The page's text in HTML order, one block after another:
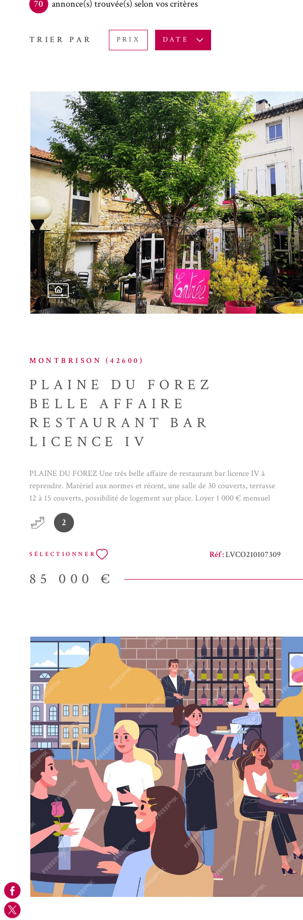
70 annonce(s) trouvée(s) selon vos critères
TRIER PAR PRIX DATE
VOIR LE BIEN
MONTBRISON (42600)
PLAINE DU FOREZ
BELLE AFFAIRE
RESTAURANT BAR
LICENCE IV
PLAINE DU FOREZ Une très belle affaire de restaurant bar licence IV à
reprendre. Matériel aux normes et récent, une salle de 30 couverts, terrasse
12 à 15 couverts, possibilité de logement sur place. Loyer 1 000 € mensuel
taxe foncière inclue dans le bail Mentions légales: Les informations sur les
risques auxquels les biens sont exposés sont disponibles sur le site
Géorisques, les honoraires sont à la charge du vendeur, Notre barème est
consultable sur notre site. Ce bien n'est pas en copropriété. PRIX : 85 000 €
honoraires charge vendeur Réf: 851304
2
SÉLECTIONNER Réf :LVCO210107309
85 000 €
VOIR LE BIEN